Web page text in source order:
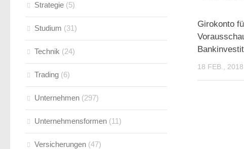
Girokonto
18 FEB., 2018
Strategie (5)
Studium (31)
Technik (24)
Trading (6)
Unternehmen (297)
Unternehmensformen (11)
Versicherungen (47)